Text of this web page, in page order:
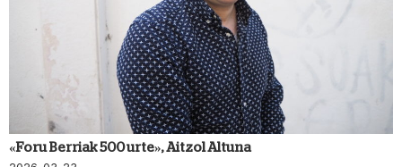
«Foru Berriak 500 urte», Aitzol Altuna